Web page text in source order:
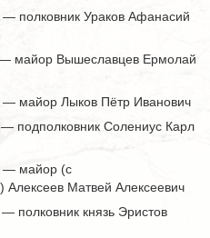
полковник Ураков Афанасий
майор Вышеславцев Ермолай
майор Лыков Пётр Иванович
подполковник Солениус Карл
— майор (с
Алексеев Матвей Алексеевич
полковник князь Эристов